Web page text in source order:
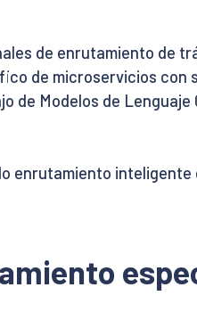
de enrutamiento de
de microservicios con
de Modelos de Lenguaje
enrutamiento